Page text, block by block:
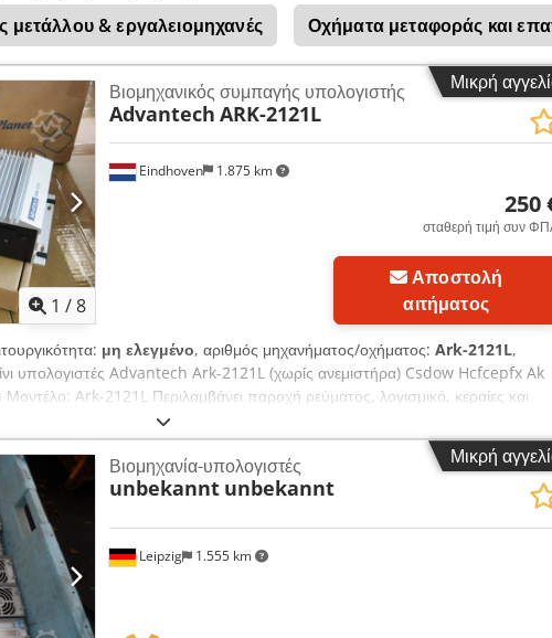
μετάλλου & εργαλειομηχανές
Οχήματα μεταφοράς και
Μικρή
1 /8
Eindhoven 1.875 km
Βιομηχανικός συμπαγής υπολογιστής
Advantech ARK-2121L
250
σταθερή τιμή συν
Αποστολή
αιτήματος
μη ελεγμένο, αριθμός μηχανήματος/οχήματος: Ark-2121L,
υπολογιστές Advantech Ark-2121L (χωρίς ανεμιστήρα) Csdow Hcfcepfx Ak
Ark-2121L Περιλαμβάνει παροχή ρεύματος, λογισμικό, κεραίες και
αρχική του συσκευασία.
Μικρή
Leipzig 1.555 km
Βιομηχανία-υπολογιστές
unbekannt unbekannt